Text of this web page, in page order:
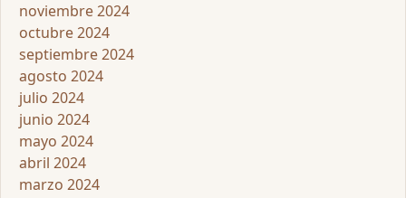
noviembre 2024
octubre 2024
septiembre 2024
agosto 2024
julio 2024
junio 2024
mayo 2024
abril 2024
marzo 2024